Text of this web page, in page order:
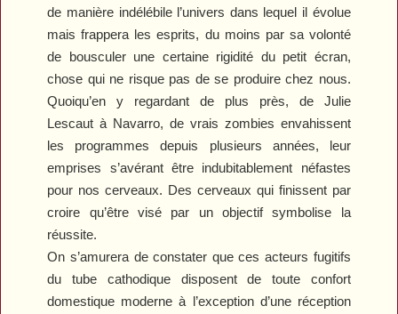
de manière indélébile l’univers dans lequel il évolue
mais frappera les esprits, du moins par sa volonté
de bousculer une certaine rigidité du petit écran,
chose qui ne risque pas de se produire chez nous.
Quoiqu’en y regardant de plus près, de Julie
Lescautà Navarro, de vrais zombies envahissent
les programmes depuis plusieurs années, leur
emprises s’avérant être indubitablement néfastes
pour nos cerveaux. Des cerveaux qui finissent par
croire qu’être visé par un objectif symbolise la
réussite.
On s’amurera de constater que ces acteurs fugitifs
du tube cathodique disposent de toute confort
domestique moderne à l’exception d’une réception